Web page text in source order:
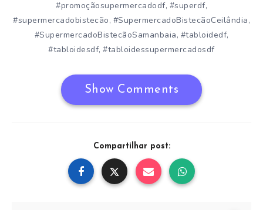
#promoçãosupermercadodf, #superdf,
#supermercadobistecão, #SupermercadoBistecãoCeilândia,
#SupermercadoBistecãoSamanbaia, #tabloidedf,
#tabloidesdf,#tabloidessupermercadosdf
Show Comments
Compartilhar post: